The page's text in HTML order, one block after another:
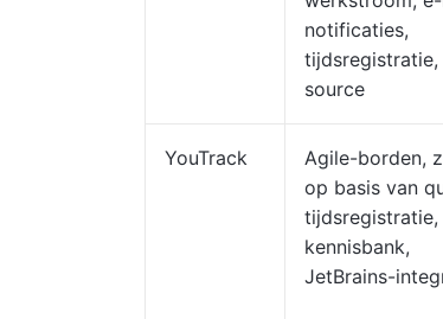
notificaties,
tijdsregistratie,
source
YouTrack
Agile-borden,
op basis van
tijdsregistratie,
kennisbank,
JetBrains-